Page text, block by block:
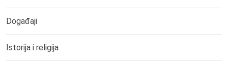
Događaji
Istorija i religija